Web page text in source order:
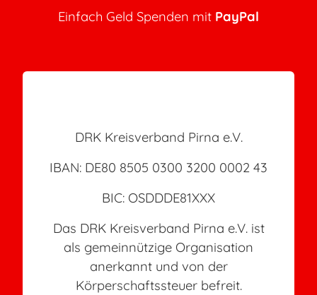
Einfach Geld Spenden mit PayPal
DRK Kreisverband Pirna e.V.
IBAN: DE80 8505 0300 3200 0002 43
BIC: OSDDDE81XXX
Das DRK Kreisverband Pirna e.V. ist
als gemeinnützige Organisation
anerkannt und von der
Körperschaftssteuer befreit.